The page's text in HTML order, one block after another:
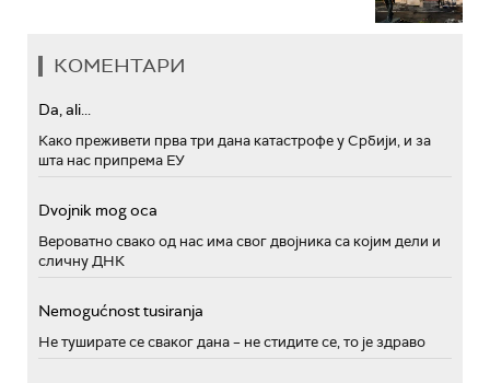
КОМЕНТАРИ
Da, ali...
Како преживети прва три дана катастрофе у Србији, и за
шта нас припрема ЕУ
Dvojnik mog oca
Вероватно свако од нас има свог двојника са којим дели и
сличну ДНК
Nemogućnost tusiranja
Не туширате се сваког дана – не стидите се, то је здраво